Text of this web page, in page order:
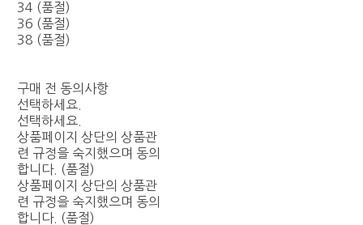
34 (품절)
36 (품절)
38 (품절)
구매 전 동의사항
선택하세요.
선택하세요.
상품페이지 상단의 상품관
련 규정을 숙지했으며 동의
합니다. (품절)
상품페이지 상단의 상품관
련 규정을 숙지했으며 동의
합니다. (품절)